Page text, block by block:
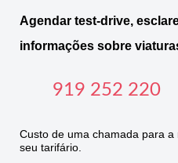
Agendar test-drive,
informações sobre
919 252 220
Custo de uma chamada para
seu tarifário.